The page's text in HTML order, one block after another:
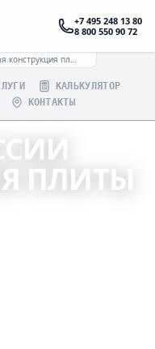
+7 495 248 13 80
8 800 550 90 72
КАЛЬКУЛЯТОР
КОНТАКТЫ
ПЛИТЫ